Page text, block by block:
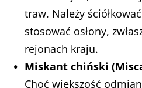
traw. Należy
stosować osłony,
rejonach kraju.
Miskant chiński
Choć większość